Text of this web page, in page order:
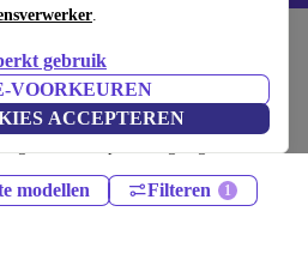
.
gebruik
VOORKEUREN
ACCEPTEREN
onder 1200€ – bespaar tot 40%. 30
garantie. Shop vandaag nog duurzaam!
modellen Filteren